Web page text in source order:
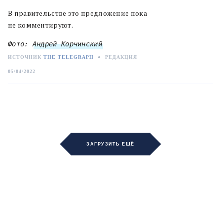
В правительстве это предложение пока
не комментируют.
Фото: Андрей Корчинский
ИСТОЧНИК THE TELEGRAPH ● РЕДАКЦИЯ
05/04/2022
ЗАГРУЗИТЬ ЕЩЁ